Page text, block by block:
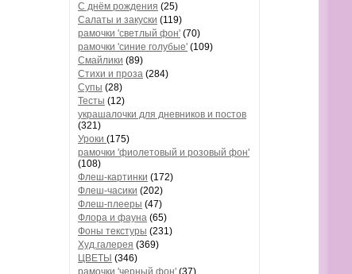
С днём рождения (25)
Салаты и закуски (119)
рамочки 'светлый фон' (70)
рамочки 'синие голубые' (109)
Смайлики (89)
Стихи и проза (284)
Супы (28)
Тесты (12)
украшалочки для дневников и постов
(321)
Уроки (175)
рамочки 'фиолетовый и розовый фон'
(108)
Флеш-картинки (172)
Флеш-часики (202)
Флеш-плееры (47)
Флора и фауна (65)
Фоны текстуры (231)
Худ.галерея (369)
ЦВЕТЫ (346)
рамочки 'черный фон' (37)